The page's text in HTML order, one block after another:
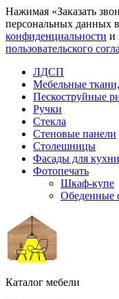
Нажимая «Заказать
персональных данных
конфиденциальности и
пользовательского
ЛДСП
Мебельные
Пескоструйные
Ручки
Стекла
Стеновые панели
Столешницы
Фасады для кухни
Фотопечать
Шкаф-купе
Обеденные
Каталог мебели